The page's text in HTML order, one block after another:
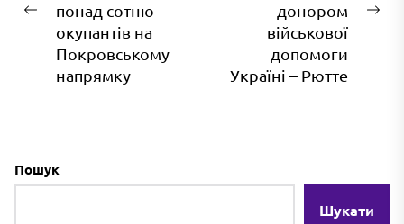
Попередній
запис:
понад сотню
окупантів на
Покровському
напрямку
донором
військової
допомоги
Україні – Рютте
Пошук
Шукати